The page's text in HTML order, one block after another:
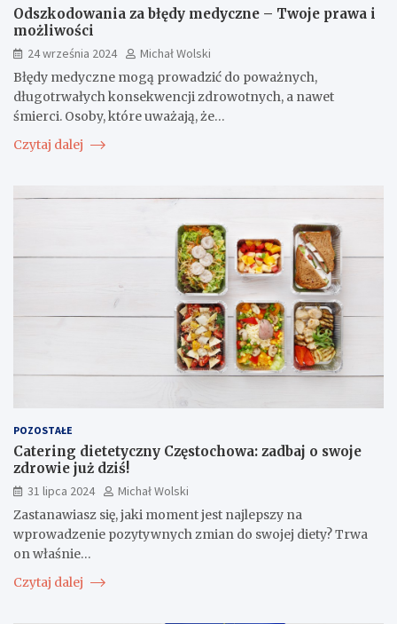
Odszkodowania za błędy medyczne – Twoje prawa i
możliwości
24 września 2024
Michał Wolski
Błędy medyczne mogą prowadzić do poważnych,
długotrwałych konsekwencji zdrowotnych, a nawet
śmierci. Osoby, które uważają, że…
Czytaj dalej
POZOSTAŁE
Catering dietetyczny Częstochowa: zadbaj o swoje
zdrowie już dziś!
31 lipca 2024
Michał Wolski
Zastanawiasz się, jaki moment jest najlepszy na
wprowadzenie pozytywnych zmian do swojej diety? Trwa
on właśnie…
Czytaj dalej